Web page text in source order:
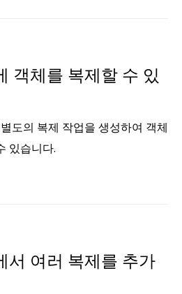
객체를 복제할 수 있
도의 복제 작업을 생성하여 객체
있습니다.
서 여러 복제를 추가